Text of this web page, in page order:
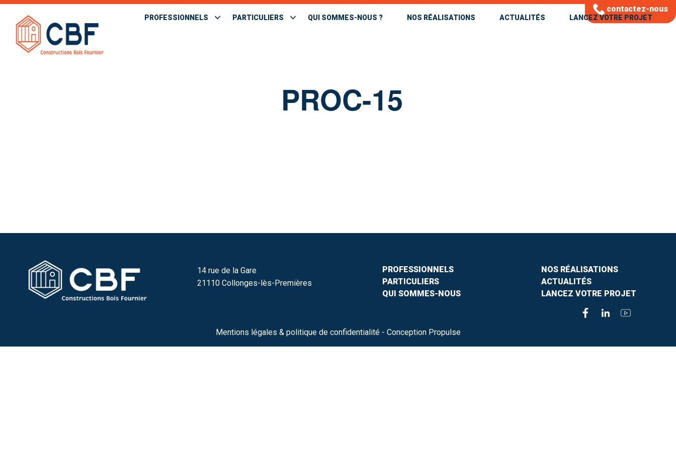
contactez-nous
PROFESSIONNELS PARTICULIERS QUI SOMMES-NOUS ? NOS RÉALISATIONS ACTUALITÉS LANCEZ VOTRE PROJET
PROC-15
14 rue de la Gare
21110 Collonges-lès-Premières
PROFESSIONNELS
PARTICULIERS
QUI SOMMES-NOUS
NOS RÉALISATIONS
ACTUALITÉS
LANCEZ VOTRE PROJET
Mentions légales & politique de confidentialité - Conception Propulse